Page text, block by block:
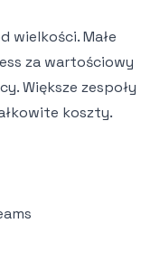
wielkości. Małe
za wartościowy
Większe zespoły
koszty.